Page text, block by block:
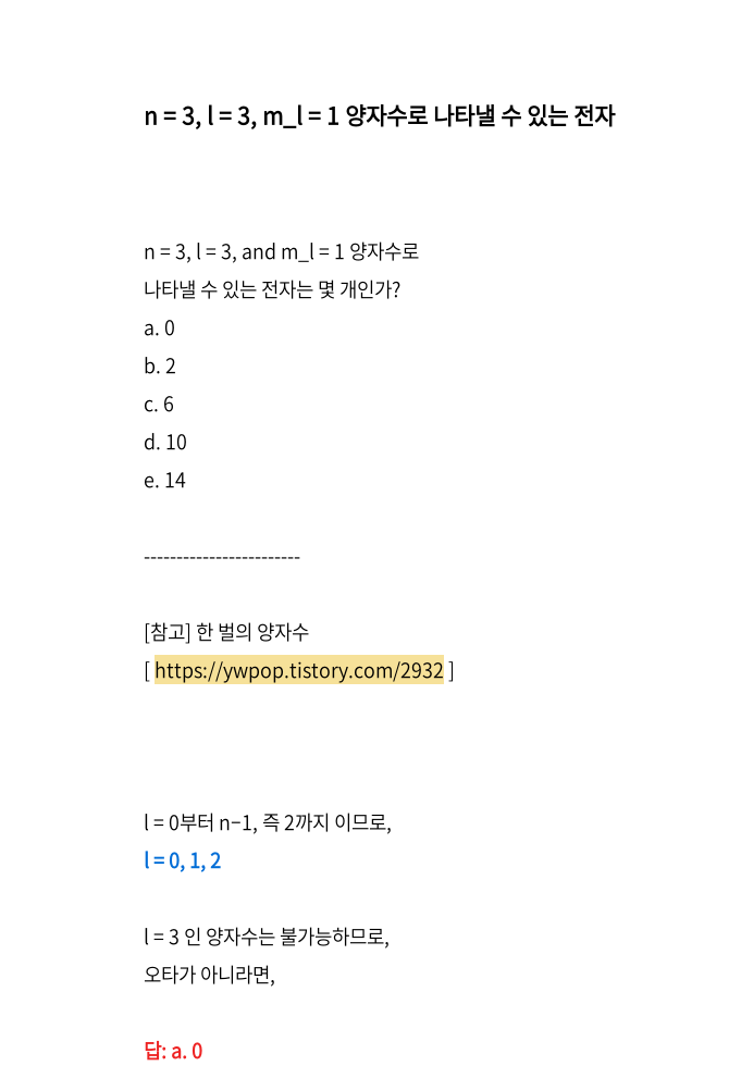
n = 3, l = 3, m_l = 1 양자수로 나타낼 수 있는 전자
n = 3, l = 3, and m_l = 1 양자수로
나타낼 수 있는 전자는 몇 개인가?
a. 0
b. 2
c. 6
d. 10
e. 14
------------------------
[참고] 한 벌의 양자수
[https://ywpop.tistory.com/2932]
l = 0부터 n–1, 즉 2까지 이므로,
l = 0, 1, 2
l = 3 인 양자수는 불가능하므로,
오타가 아니라면,
답: a. 0